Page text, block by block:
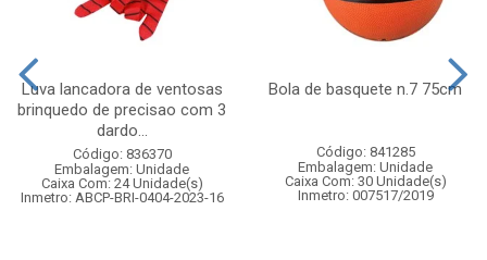
Luva lancadora de ventosas
brinquedo de precisao com 3
dardo...
Código: 836370
Embalagem: Unidade
Caixa Com: 24 Unidade(s)
Inmetro: ABCP-BRI-0404-2023-16
Bola de basquete n.7 75cm
Código: 841285
Embalagem: Unidade
Caixa Com: 30 Unidade(s)
Inmetro: 007517/2019